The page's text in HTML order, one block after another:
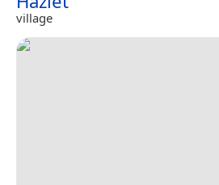
village